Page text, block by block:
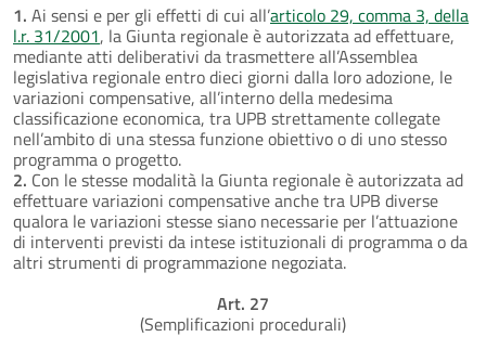
1. Ai sensi e per gli effetti di cui all’articolo 29, comma 3, della
l.r. 31/2001, la Giunta regionale è autorizzata ad effettuare,
mediante atti deliberativi da trasmettere all’Assemblea
legislativa regionale entro dieci giorni dalla loro adozione, le
variazioni compensative, all’interno della medesima
classificazione economica, tra UPB strettamente collegate
nell’ambito di una stessa funzione obiettivo o di uno stesso
programma o progetto.
2. Con le stesse modalità la Giunta regionale è autorizzata ad
effettuare variazioni compensative anche tra UPB diverse
qualora le variazioni stesse siano necessarie per l’attuazione
di interventi previsti da intese istituzionali di programma o da
altri strumenti di programmazione negoziata.
Art. 27
(Semplificazioni procedurali)